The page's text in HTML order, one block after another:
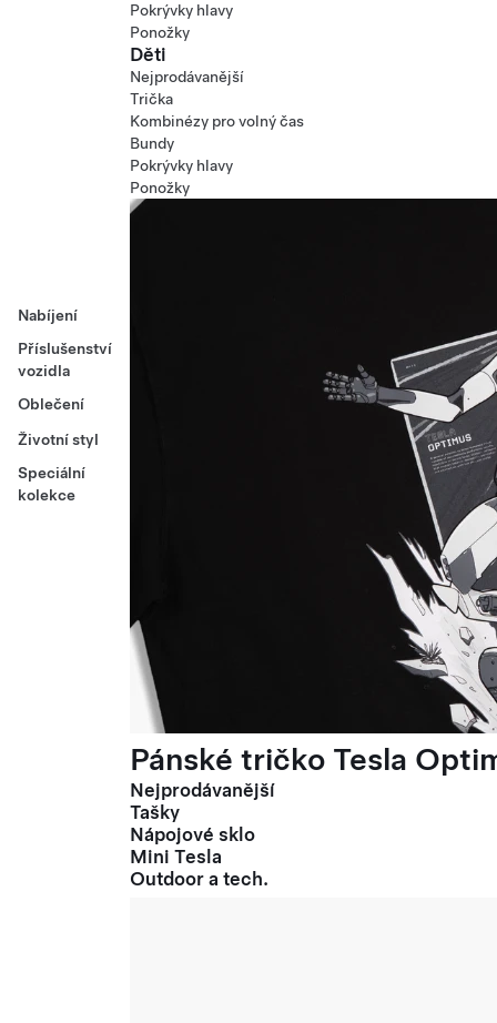
Nabíjení
Příslušenství
vozidla
Oblečení
Životní styl
Speciální
kolekce
Pokrývky hlavy
Ponožky
Děti
Nejprodávanější
Trička
Kombinézy pro volný čas
Bundy
Pokrývky hlavy
Ponožky
Pánské tričko Tesla
Nejprodávanější
Tašky
Nápojové sklo
Mini Tesla
Outdoor a tech.